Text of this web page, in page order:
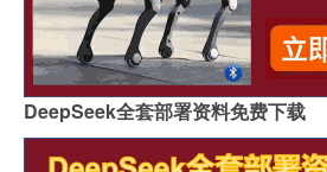
DeepSeek全套部署资料免费下载